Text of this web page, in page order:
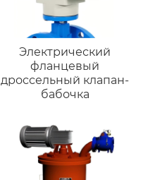
Электрический
фланцевый
дроссельный клапан-
бабочка